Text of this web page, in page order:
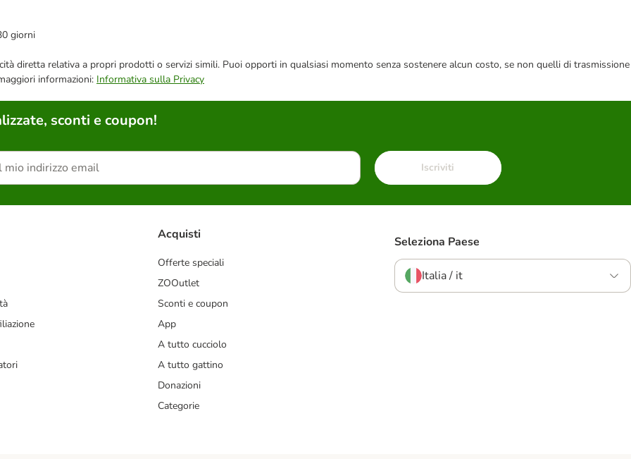
giorni
diretta relativa a propri prodotti o servizi simili. Puoi opporti in qualsiasi momento senza sostenere alcun costo, se non quelli di trasmissione
informazioni: Informativa sulla Privacy
sconti e coupon!
Iscriviti
Acquisti
Offerte speciali
ZOOutlet
Sconti e coupon
App
A tutto cucciolo
A tutto gattino
Donazioni
Categorie
Seleziona Paese
Italia / it